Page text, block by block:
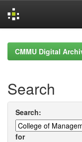
navigationCMMU Digital
Search
Search:
for